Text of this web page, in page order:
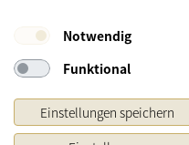
* Preisangaben inkl.
Ursprünglicher Preis des Händlers,
Notwendig
Funktional
Einstellungen speichern